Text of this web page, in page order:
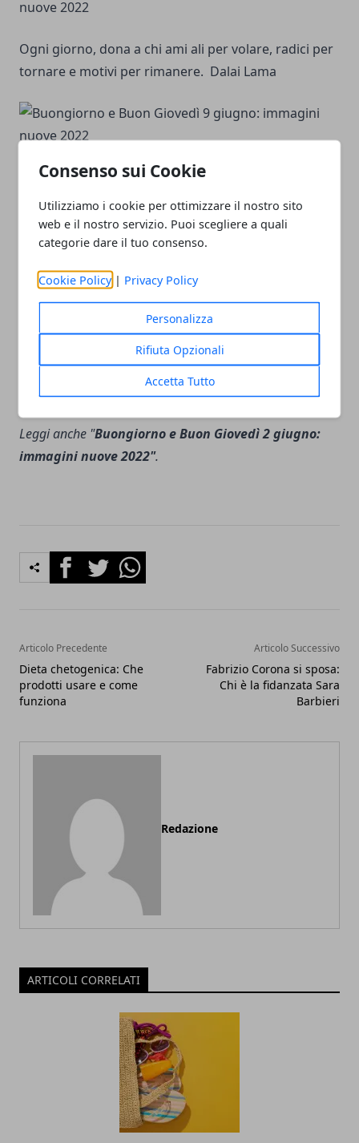
Consenso sui Cookie
Utilizziamo i cookie per ottimizzare il nostro sito
web e il nostro servizio. Puoi scegliere a quali
categorie dare il tuo consenso.
Cookie Policy | Privacy Policy
Personalizza
Rifiuta Opzionali
Accetta Tutto
Ogni giorno, dona a chi ami ali per volare, radici per
tornare e motivi per rimanere. Dalai Lama
Attenzione alla paure del giorno. Amano rubare i
sogni della notte. Fabrizio Caramagna
Per essere felici bisogna allenarsi tutti i giorni.
Alberto Casiraghy. Buongiorno!
Leggi anche "Buongiorno e Buon Giovedì 2 giugno:
immagini nuove 2022".
FacebookTwitterWhatsapp
Articolo Precedente
Dieta chetogenica: Che
prodotti usare e come
funziona
Articolo Successivo
Fabrizio Corona si sposa:
Chi è la fidanzata Sara
Barbieri
Redazione
ARTICOLI CORRELATI